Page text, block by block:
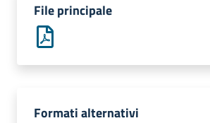
Tutelare
Impresa
e
File principale
Formati alternativi